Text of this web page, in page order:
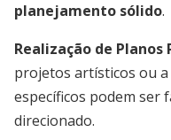
planejamento sólido.
Realização de Planos
projetos artísticos ou
específicos podem ser
direcionado.